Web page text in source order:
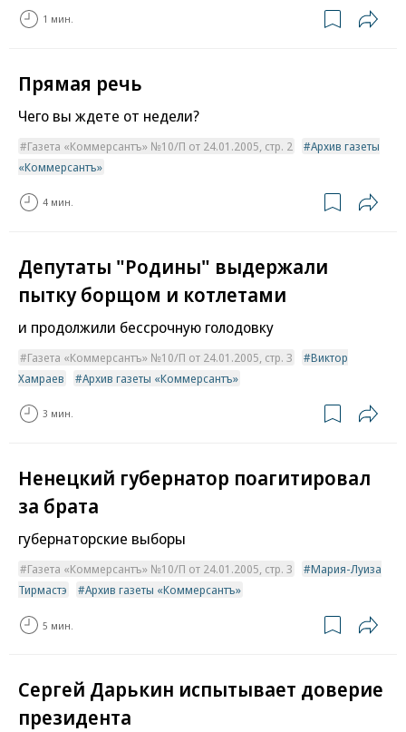
1 мин.
Прямая речь
Чего вы ждете от недели?
Газета «Коммерсантъ» №10/П от 24.01.2005, стр. 2
Архив газеты
«Коммерсантъ»
4 мин.
Депутаты "Родины" выдержали
пытку борщом и котлетами
и продолжили бессрочную голодовку
Газета «Коммерсантъ» №10/П от 24.01.2005, стр. 3
Виктор
Хамраев
Архив газеты «Коммерсантъ»
3 мин.
Ненецкий губернатор поагитировал
за брата
губернаторские выборы
Газета «Коммерсантъ» №10/П от 24.01.2005, стр. 3
Мария-Луиза
Тирмастэ
Архив газеты «Коммерсантъ»
5 мин.
Сергей Дарькин испытывает доверие
президента